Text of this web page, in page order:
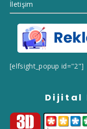
İletişim
[elfsight_popup id="2"]
Dijital